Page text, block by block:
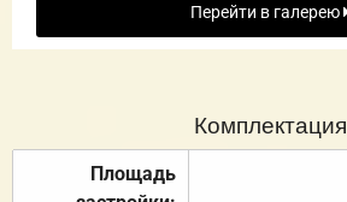
Перейти в галерею
Комплектация
Площадь